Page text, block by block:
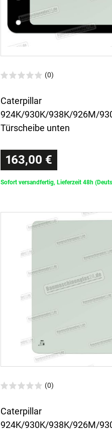
(0)
Caterpillar
924K/930K/938K/926M/
Türscheibe unten
163,00 €
Sofort versandfertig, Lieferzeit 48h
(0)
Caterpillar
924K/930K/938K/926M/